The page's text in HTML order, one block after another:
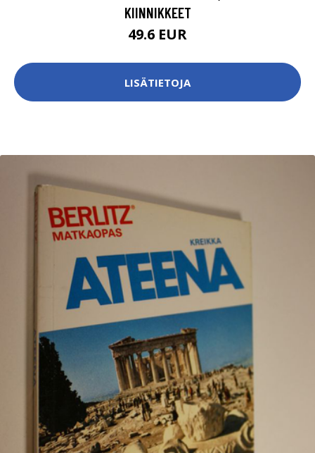
KIINNIKKEET
49.6 EUR
LISÄTIETOJA